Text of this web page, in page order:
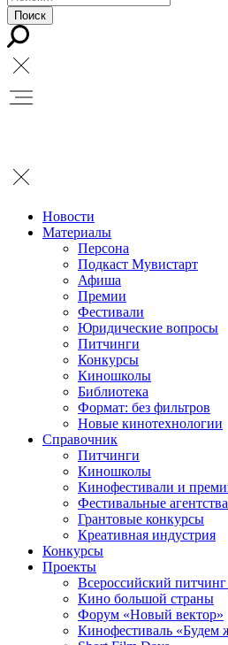
Новости
Материалы
Персона
Подкаст Мувистарт
Афиша
Премии
Фестивали
Юридические вопросы
Питчинги
Конкурсы
Киношколы
Библиотека
Формат: без фильтров
Новые кинотехнологии
Справочник
Питчинги
Киношколы
Кинофестивали и
Фестивальные агентства
Грантовые конкурсы
Креативная индустрия
Конкурсы
Проекты
Всероссийский
Кино большой страны
Форум «Новый вектор»
Кинофестиваль «Будем